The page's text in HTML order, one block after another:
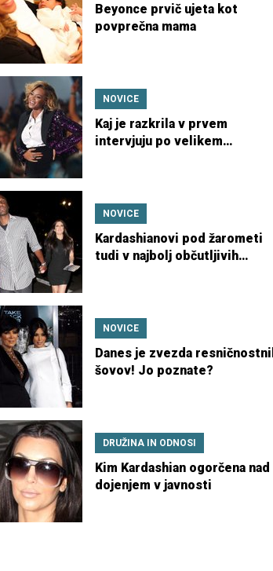
Beyonce prvič ujeta kot
povprečna mama
NOVICE
Kaj je razkrila v prvem
intervjuju po velikem
NOVICE
Kardashianovi pod žarometi
tudi v najbolj občutljivih
NOVICE
Danes je zvezda
šovov! Jo poznate?
DRUŽINA IN ODNOSI
Kim Kardashian ogorčena nad
dojenjem v javnosti